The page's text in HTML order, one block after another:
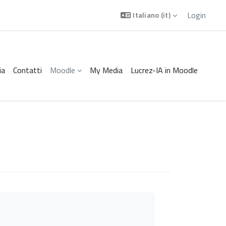
Italiano ‎(it)‎ Login
Contatti Moodle My Media Lucrez-IA in Moodle